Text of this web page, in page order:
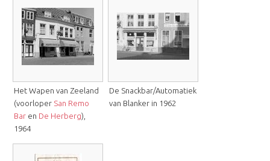
Het Wapen van Zeeland
(voorloper San Remo
Bar en De Herberg),
1964
De Snackbar/Automatiek
van Blanker in 1962